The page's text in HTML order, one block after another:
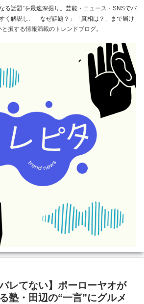
る話題”を最速深掘り。芸能・ニュース・SNSでバ
く解説し、「なぜ話題？」「真相は？」まで届け
損する情報満載のトレンドブログ。
レてない】ポーローヤオが
塾・田辺の“一言”にグルメ